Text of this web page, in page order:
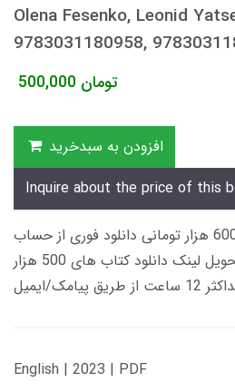
Olena Fesenko, Leonid
9783031180958,
500,000 تومان
افزودن به سبدخرید
Inquire about the price of this
زمان تحویل کتاب های 600 هزار تومانی دانلود فوری از حساب
کاربری می باشد، و زمان تحویل لینک دانلود کتاب های 500 هزار
پیامک/ایمیل
English | 2023 | PDF